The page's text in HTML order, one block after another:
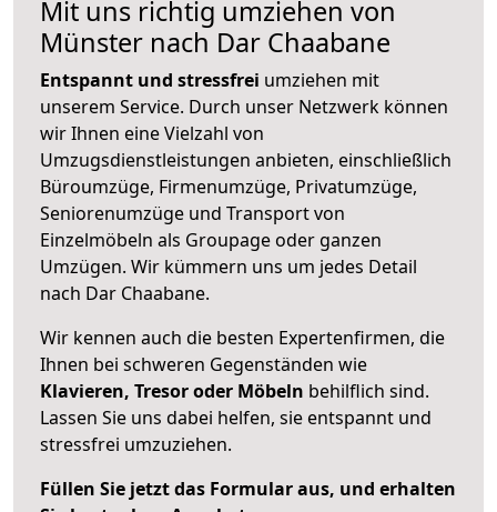
Mit uns richtig umziehen von
Münster nach Dar Chaabane
Entspannt und stressfrei umziehen mit
unserem Service. Durch unser Netzwerk können
wir Ihnen eine Vielzahl von
Umzugsdienstleistungen anbieten, einschließlich
Büroumzüge, Firmenumzüge, Privatumzüge,
Seniorenumzüge und Transport von
Einzelmöbeln als Groupage oder ganzen
Umzügen. Wir kümmern uns um jedes Detail
nach Dar Chaabane.
Wir kennen auch die besten Expertenfirmen, die
Ihnen bei schweren Gegenständen wie
Klavieren, Tresor oder Möbeln behilflich sind.
Lassen Sie uns dabei helfen, sie entspannt und
stressfrei umzuziehen.
Füllen Sie jetzt das Formular aus, und erhalten